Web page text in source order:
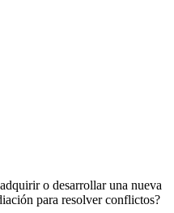
o desarrollar una nueva
para resolver conflictos?